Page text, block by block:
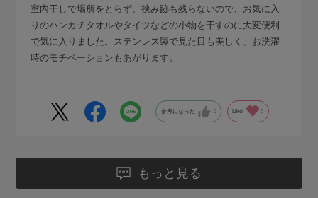
室内干しで場所をとらず、挟み跡も残らないので、お気に入
りのハンカチタオルやタイツなどの小物を干すのに大変便利
で気に入りました。ステンレス製で見た目も美しく、お洗濯
時のモチベーションもあがります。
参考になった 0 Like! 0
もっと見る